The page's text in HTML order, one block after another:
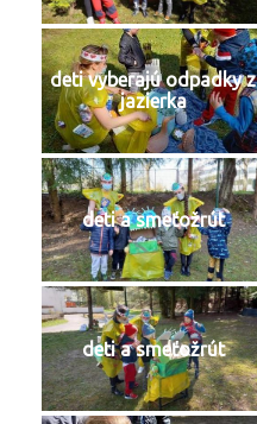
deti vyberajú odpadky z
jazierka
deti a smeťožrút
deti a smeťožrút